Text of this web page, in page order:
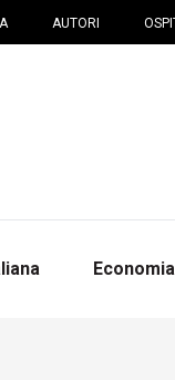
AUTORI
Economia